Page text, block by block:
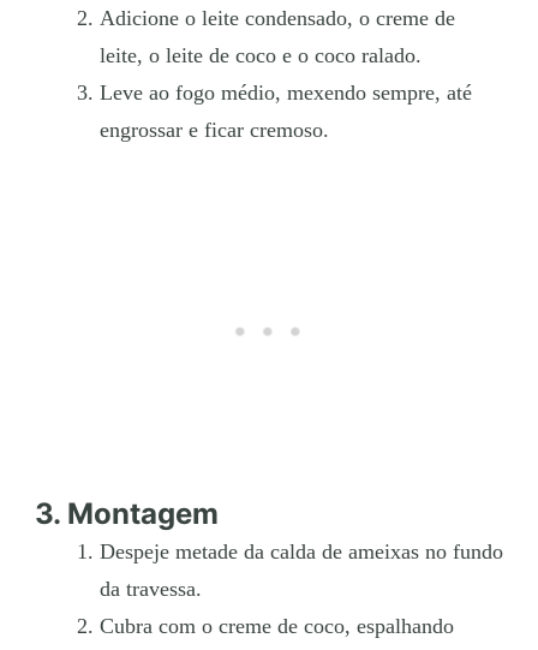
Adicione o leite condensado, o creme de
leite, o leite de coco e o coco ralado.
Leve ao fogo médio, mexendo sempre, até
engrossar e ficar cremoso.
3. Montagem
Despeje metade da calda de ameixas no fundo
da travessa.
Cubra com o creme de coco, espalhando